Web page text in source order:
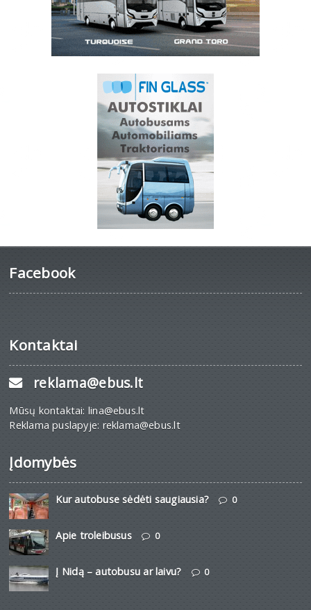
Facebook
Kontaktai
reklama@ebus.lt
Mūsų kontaktai: lina@ebus.lt
Reklama puslapyje: reklama@ebus.lt
Įdomybės
Kur autobuse sėdėti saugiausia? 0
Apie troleibusus 0
Į Nidą – autobusu ar laivu? 0